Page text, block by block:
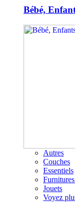
Bébé,
Autres
Couches
Essentiels
Jouets
Voyez